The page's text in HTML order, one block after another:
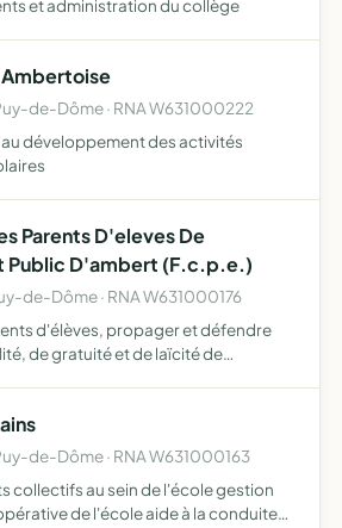
et administration du collège
de-Dôme · RNA W631000222
développement des activités
Parents D'eleves De
Public D'ambert (F.c.p.e.)
de-Dôme · RNA W631000176
d'élèves, propager et défendre
de gratuité et de laïcité de
de-Dôme · RNA W631000163
collectifs au sein de l'école gestion
de l'école aide à la conduite